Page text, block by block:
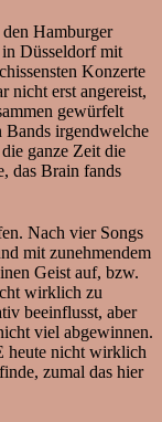
Hamburger
Düsseldorf mit
Konzerte
nicht erst angereist,
gewürfelt
Bands irgendwelche
ganze Zeit die
das Brain fands
Nach vier Songs
mit zunehmendem
Geist auf, bzw.
wirklich zu
beeinflusst, aber
viel abgewinnen.
nicht wirklich
zumal das hier